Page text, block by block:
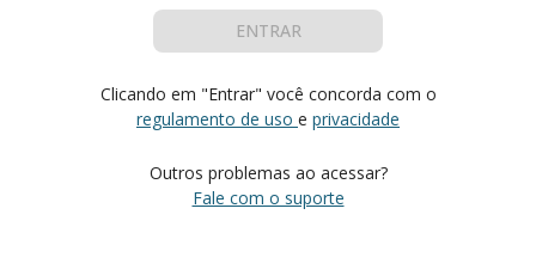
ENTRAR
Clicando em "Entrar" você concorda com o
regulamento de uso e privacidade
Outros problemas ao acessar?
Fale com o suporte